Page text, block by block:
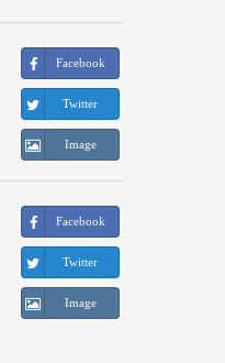
Facebook
Twitter
Image
Facebook
Twitter
Image